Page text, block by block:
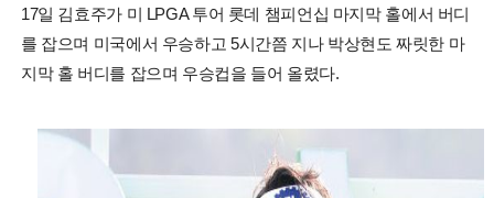
17일 김효주가 미 LPGA 투어 롯데 챔피언십 마지막 홀에서 버디
를 잡으며 미국에서 우승하고 5시간쯤 지나 박상현도 짜릿한 마
지막 홀 버디를 잡으며 우승컵을 들어 올렸다.